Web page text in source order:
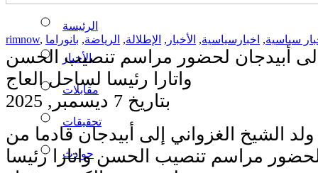
الرئيسة
الأخبار
مقابلات
تحقيقات
حوادث
rimnow, سياسية, اخبارسياسية, الأخبار , الإطلالة, الرياضة, بانوراما
أبيدجان لحضور مراسم تنصيب الحسن
واتارا رئيسا لساحل العاج
بتاريخ 7 ديسمبر, 2025
الشيخ الغزواني إلى أبيدجان قادما من
مراسم تنصيب الحسن واتارا رئيسا